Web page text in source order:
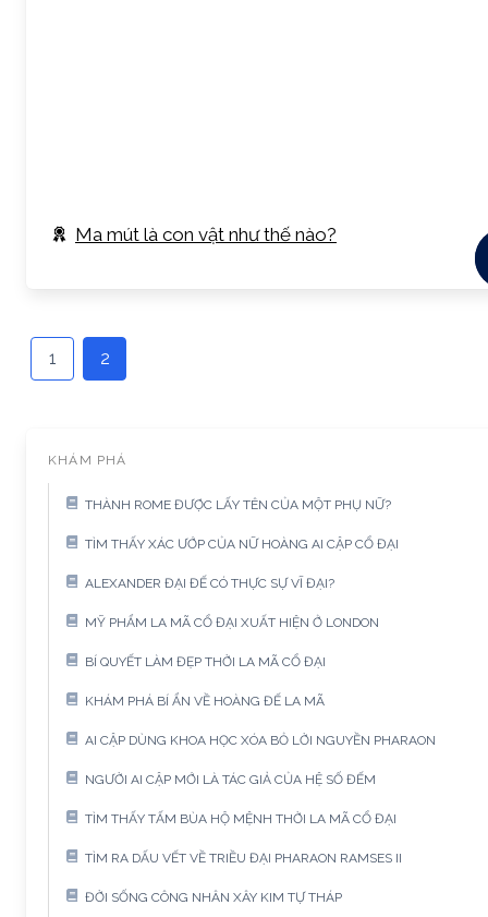
Ma mút là con vật như thế nào?
1 2
KHÁM PHÁ
THÀNH ROME ĐƯỢC LẤY TÊN CỦA MỘT PHỤ NỮ?
TÌM THẤY XÁC ƯỚP CỦA NỮ HOÀNG AI CẬP CỔ ĐẠI
ALEXANDER ĐẠI ĐẾ CÓ THỰC SỰ VĨ ĐẠI?
MỸ PHẨM LA MÃ CỔ ĐẠI XUẤT HIỆN Ở LONDON
BÍ QUYẾT LÀM ĐẸP THỜI LA MÃ CỔ ĐẠI
KHÁM PHÁ BÍ ẨN VỀ HOÀNG ĐẾ LA MÃ
AI CẬP DÙNG KHOA HỌC XÓA BỎ LỜI NGUYỀN PHARAON
NGƯỜI AI CẬP MỚI LÀ TÁC GIẢ CỦA HỆ SỐ ĐẾM
TÌM THẤY TẤM BÙA HỘ MỆNH THỜI LA MÃ CỔ ĐẠI
TÌM RA DẤU VẾT VỀ TRIỀU ĐẠI PHARAON RAMSES II
ĐỜI SỐNG CÔNG NHÂN XÂY KIM TỰ THÁP